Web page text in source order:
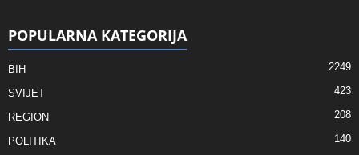
POPULARNA KATEGORIJA
BIH 2249
SVIJET 423
REGION 208
POLITIKA 140